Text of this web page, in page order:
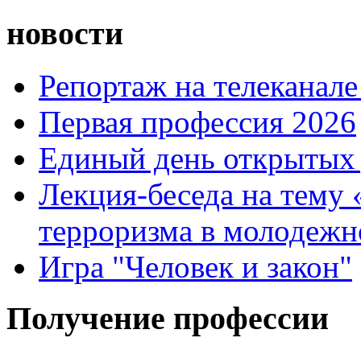
новости
Репортаж на
Первая профессия 2026
Единый день открытых
Лекция-беседа на тему
терроризма в
Игра "Человек и закон"
Получение профессии